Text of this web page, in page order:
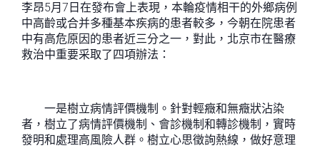
李昂5月7日在發布會上表現，本輪疫情相干的外鄉病例
中高齡或合并多種基本疾病的患者較多，今朝在院患者
中有高危原因的患者近三分之一，對此，北京市在醫療
救治中重要采取了四項辦法：
一是樹立病情評價機制。針對輕癥和無癥狀沾染
者，樹立了病情評價機制、會診機制和轉診機制，實時
發明和處理高風險人群。樹立心思徵詢熱線，做好意理